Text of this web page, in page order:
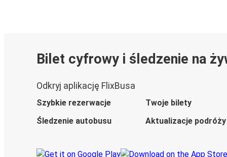
Bilet cyfrowy i śledzenie na
Odkryj aplikację FlixBusa
Szybkie rezerwacje
Twoje bilety
Śledzenie autobusu
Aktualizacje podróży